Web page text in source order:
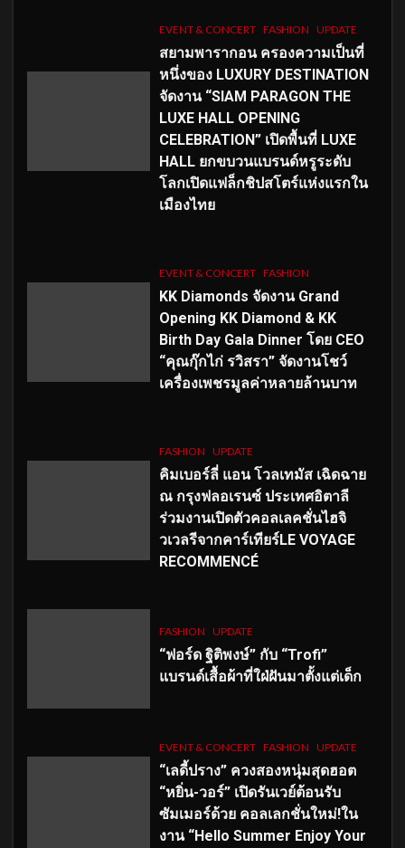
EVENT & CONCERT FASHION UPDATE
สยามพารากอน ครองความเป็นที่
หนึ่งของ LUXURY DESTINATION
จัดงาน “SIAM PARAGON THE
LUXE HALL OPENING
CELEBRATION” เปิดพื้นที่ LUXE
HALL ยกขบวนแบรนด์หรูระดับ
โลกเปิดแฟล็กชิปสโตร์แห่งแรกใน
เมืองไทย
EVENT & CONCERT FASHION
KK Diamonds จัดงาน Grand
Opening KK Diamond & KK
Birth Day Gala Dinner โดย CEO
“คุณกุ๊กไก่ รวิสรา” จัดงานโชว์
เครื่องเพชรมูลค่าหลายล้านบาท
FASHION UPDATE
คิมเบอร์ลี่ แอน โวลเทมัส เฉิดฉาย
ณ กรุงฟลอเรนซ์ ประเทศอิตาลี
ร่วมงานเปิดตัวคอลเลคชั่นไฮจิ
วเวลรีจากคาร์เทียร์LE VOYAGE
RECOMMENCÉ
FASHION UPDATE
“ฟอร์ด ฐิติพงษ์” กับ “Trofi”
แบรนด์เสื้อผ้าที่ใฝ่ฝันมาตั้งแต่เด็ก
EVENT & CONCERT FASHION UPDATE
“เลดี้ปราง” ควงสองหนุ่มสุดฮอต
“หยิ่น-วอร์” เปิดรันเวย์ต้อนรับ
ซัมเมอร์ด้วย คอลเลกชั่นใหม่!ใน
งาน “Hello Summer Enjoy Your